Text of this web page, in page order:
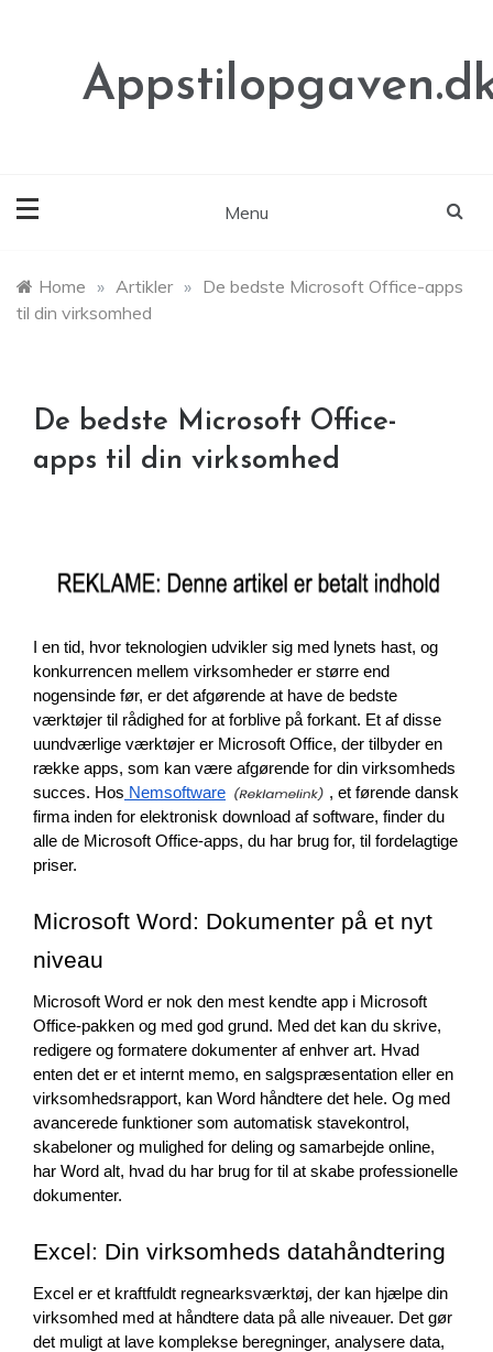
Menu
Home » Artikler » De bedste Microsoft Office-apps
til din virksomhed
De bedste Microsoft Office-
apps til din virksomhed
I en tid, hvor teknologien udvikler sig med lynets hast, og
konkurrencen mellem virksomheder er større end
nogensinde før, er det afgørende at have de bedste
værktøjer til rådighed for at forblive på forkant. Et af disse
uundværlige værktøjer er Microsoft Office, der tilbyder en
række apps, som kan være afgørende for din virksomheds
succes. Hos Nemsoftware
, et førende dansk
firma inden for elektronisk download af software, finder du
alle de Microsoft Office-apps, du har brug for, til fordelagtige
priser.
Microsoft Word: Dokumenter på et nyt
niveau
Microsoft Word er nok den mest kendte app i Microsoft
Office-pakken og med god grund. Med det kan du skrive,
redigere og formatere dokumenter af enhver art. Hvad
enten det er et internt memo, en salgspræsentation eller en
virksomhedsrapport, kan Word håndtere det hele. Og med
avancerede funktioner som automatisk stavekontrol,
skabeloner og mulighed for deling og samarbejde online,
har Word alt, hvad du har brug for til at skabe professionelle
dokumenter.
Excel: Din virksomheds datahåndtering
Excel er et kraftfuldt regnearksværktøj, der kan hjælpe din
virksomhed med at håndtere data på alle niveauer. Det gør
det muligt at lave komplekse beregninger, analysere data,